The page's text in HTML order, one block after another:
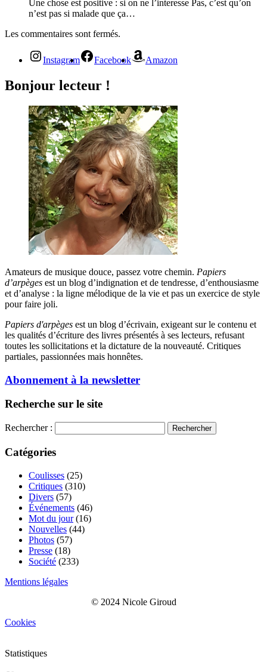
Une chose est positive : si on ne l’interesse Pas, c’est qu’on
n’est pas si malade que ça…
Les commentaires sont fermés.
Instagram Facebook Amazon
Bonjour lecteur !
Amateurs de musique douce, passez votre chemin. Papiers
d’arpèges est un blog d’indignation et de tendresse, d’enthousiasme
et d’analyse : la ligne mélodique de la vie et pas un exercice de style
pour faire joli.
Papiers d'arpèges est un blog d’écrivain, exigeant sur le contenu et
les qualités d’écriture des livres présentés à ses lecteurs, refusant
toutes les sollicitations et la dictature de la nouveauté. Critiques
partiales, passionnées mais honnêtes.
Abonnement à la newsletter
Recherche sur le site
Rechercher :
Catégories
Coulisses (25)
Critiques (310)
Divers (57)
Événements (46)
Mot du jour(16)
Nouvelles (44)
Photos (57)
Presse (18)
Société (233)
Mentions légales
© 2024 Nicole Giroud
Cookies
Statistiques